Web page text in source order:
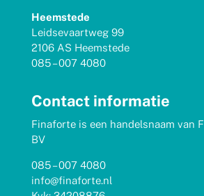
Heemstede
Leidsevaartweg 99
2106 AS Heemstede
085 – 007 4080
Contact informatie
Finaforte is een handelsnaam van
BV
085 – 007 4080
info@finaforte.nl